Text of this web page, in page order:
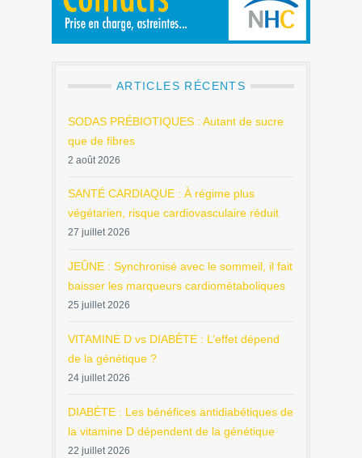
ARTICLES RÉCENTS
SODAS PRÉBIOTIQUES : Autant de sucre
que de fibres
2 août 2026
SANTÉ CARDIAQUE : À régime plus
végétarien, risque cardiovasculaire réduit
27 juillet 2026
JEÛNE : Synchronisé avec le sommeil, il fait
baisser les marqueurs cardiométaboliques
25 juillet 2026
VITAMINE D vs DIABÈTE : L’effet dépend
de la génétique ?
24 juillet 2026
DIABÈTE : Les bénéfices antidiabétiques de
la vitamine D dépendent de la génétique
22 juillet 2026